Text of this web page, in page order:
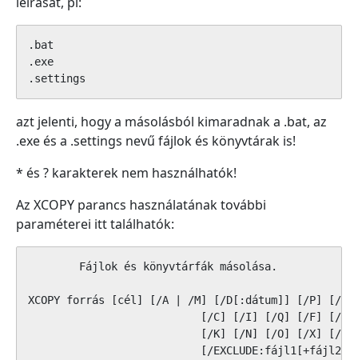
.bat
.exe
azt jelenti, hogy a másolásból kimaradnak a .bat, az
.exe és a .settings nevű fájlok és könyvtárak is!
* és ? karakterek nem használhatók!
Az XCOPY parancs használatának további
paraméterei itt találhatók:
Fájlok és könyvtárfák másolása.
XCOPY forrás [cél] [/A | /M] [/D[:dátum]] [/P] [/
[/C] [/I] [/Q] [/F] [/
[/K] [/N] [/O] [/X] [/Y]
[/